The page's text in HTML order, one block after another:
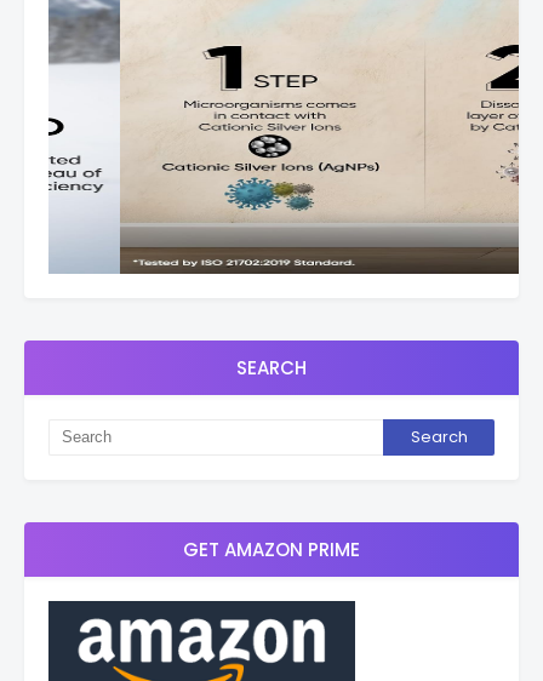
SEARCH
GET AMAZON PRIME